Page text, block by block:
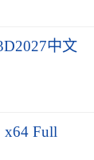
中文
x64 Full